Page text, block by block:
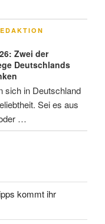
Zwei der
Deutschlands
sich in Deutschland
Sei es aus
…
kommt ihr